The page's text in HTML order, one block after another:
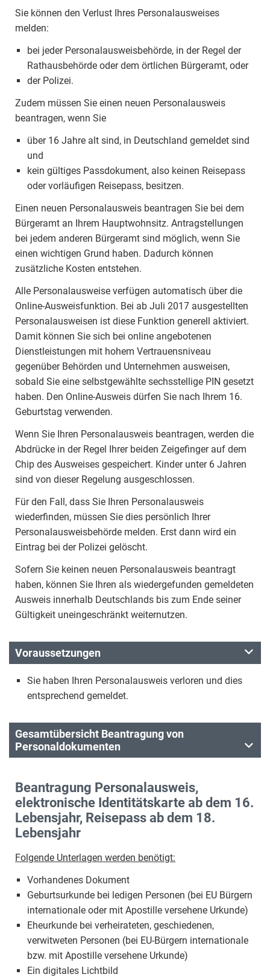
Sie können den Verlust Ihres Personalausweises
melden:
bei jeder Personalausweisbehörde, in der Regel der
Rathausbehörde oder dem örtlichen Bürgeramt, oder
der Polizei.
Zudem müssen Sie einen neuen Personalausweis
beantragen, wenn Sie
über 16 Jahre alt sind, in Deutschland gemeldet sind
und
kein gültiges Passdokument, also keinen Reisepass
oder vorläufigen Reisepass, besitzen.
Einen neuen Personalausweis beantragen Sie bei dem
Bürgeramt an Ihrem Hauptwohnsitz. Antragstellungen
bei jedem anderen Bürgeramt sind möglich, wenn Sie
einen wichtigen Grund haben. Dadurch können
zusätzliche Kosten entstehen.
Alle Personalausweise verfügen automatisch über die
Online-Ausweisfunktion. Bei ab Juli 2017 ausgestellten
Personalausweisen ist diese Funktion generell aktiviert.
Damit können Sie sich bei online angebotenen
Dienstleistungen mit hohem Vertrauensniveau
gegenüber Behörden und Unternehmen ausweisen,
sobald Sie eine selbstgewählte sechsstellige PIN gesetzt
haben. Den Online-Ausweis dürfen Sie nach Ihrem 16.
Geburtstag verwenden.
Wenn Sie Ihren Personalausweis beantragen, werden die
Abdrücke in der Regel Ihrer beiden Zeigefinger auf dem
Chip des Ausweises gespeichert. Kinder unter 6 Jahren
sind von dieser Regelung ausgeschlossen.
Für den Fall, dass Sie Ihren Personalausweis
wiederfinden, müssen Sie dies persönlich Ihrer
Personalausweisbehörde melden. Erst dann wird ein
Eintrag bei der Polizei gelöscht.
Sofern Sie keinen neuen Personalausweis beantragt
haben, können Sie Ihren als wiedergefunden gemeldeten
Ausweis innerhalb Deutschlands bis zum Ende seiner
Gültigkeit uneingeschränkt weiternutzen.
Voraussetzungen
Sie haben Ihren Personalausweis verloren und dies
entsprechend gemeldet.
Gesamtübersicht Beantragung von
Personaldokumenten
Beantragung Personalausweis,
elektronische Identitätskarte ab dem 16.
Lebensjahr, Reisepass ab dem 18.
Lebensjahr
Folgende Unterlagen werden benötigt:
Vorhandenes Dokument
Geburtsurkunde bei ledigen Personen (bei EU Bürgern
internationale oder mit Apostille versehene Urkunde)
Eheurkunde bei verheirateten, geschiedenen,
verwitweten Personen (bei EU-Bürgern internationale
bzw. mit Apostille versehene Urkunde)
Ein digitales Lichtbild